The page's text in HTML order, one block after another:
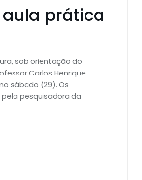
prática
sob orientação do
Carlos Henrique
sábado (29). Os
pesquisadora da